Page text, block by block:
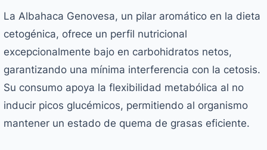
La Albahaca Genovesa, un pilar aromático en la dieta
cetogénica, ofrece un perfil nutricional
excepcionalmente bajo en carbohidratos netos,
garantizando una mínima interferencia con la cetosis.
Su consumo apoya la flexibilidad metabólica al no
inducir picos glucémicos, permitiendo al organismo
mantener un estado de quema de grasas eficiente.